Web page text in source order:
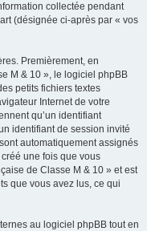
collectée pendant
(désignée ci-après par « vos
Premièrement, en
M & 10 », le logiciel phpBB
petits fichiers textes
Internet de votre
qu’un identifiant
identifiant de session invité
automatiquement assignés
une fois que vous
de Classe M & 10 » et est
que vous avez lus, ce qui
au logiciel phpBB tout en